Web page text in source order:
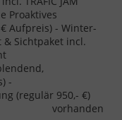
Proaktives
Aufpreis) - Winter-
& Sichtpaket incl.
-
(regulär 950,- €)
vorhanden